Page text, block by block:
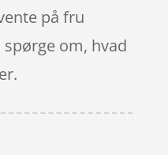
på fru
om, hvad